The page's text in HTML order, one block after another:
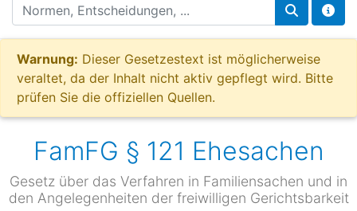
Warnung: Dieser Gesetzestext ist möglicherweise
veraltet, da der Inhalt nicht aktiv gepflegt wird. Bitte
prüfen Sie die offiziellen Quellen.
FamFG § 121 Ehesachen
Gesetz über das Verfahren in Familiensachen und in
den Angelegenheiten der freiwilligen Gerichtsbarkeit